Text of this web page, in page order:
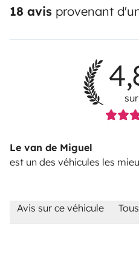
18 avis provenant
Le van de Miguel
est un des véhicules les
Avis sur ce véhicule